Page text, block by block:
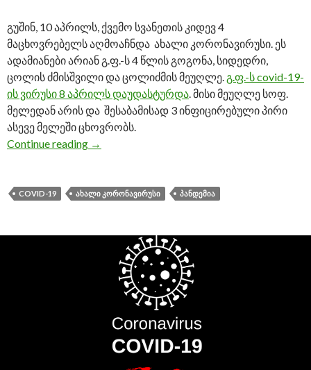
გუშინ, 10 აპრილს, ქვემო სვანეთის კიდევ 4
მაცხოვრებელს აღმოაჩნდა ახალი კორონავირუსი. ეს
ადამიანები არიან გ.ფ.-ს 4 წლის გოგონა, სიდედრი,
ცოლის ძმისშვილი და ცოლიძმის მეუღლე.გ.ფ.-ს covid-19-
ის ვირუსი 8 აპრილს დაუდასტურდა. მისი მეუღლე სოფ.
მელედან არის და შესაბამისად 3 ინფიცირებული პირი
ასევე მელეში ცხოვრობს.
Continue reading ქვემო სვანეთში მთლიანობაში covid-19-
→
COVID-19 ᲐᲮᲐᲚᲘ ᲙᲝᲠᲝᲜᲐᲕᲘᲠᲣᲡᲘ ᲞᲐᲜᲓᲔᲛᲘᲐ